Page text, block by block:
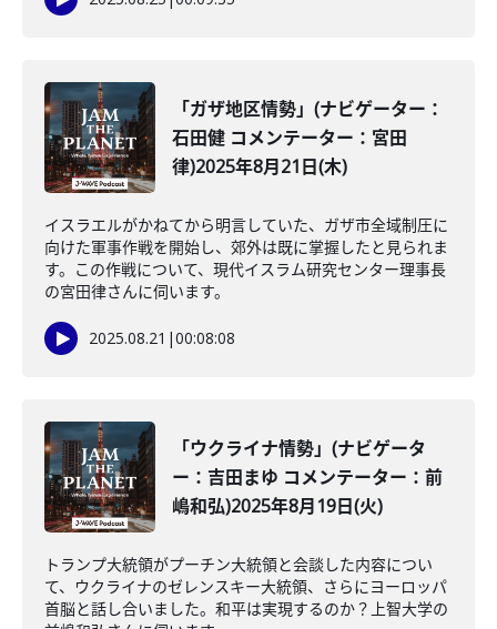
「ガザ地区情勢」(ナビゲーター：
石田健 コメンテーター：宮田
律)2025年8月21日(木)
イスラエルがかねてから明言していた、ガザ市全域制圧に
向けた軍事作戦を開始し、郊外は既に掌握したと見られま
す。この作戦について、現代イスラム研究センター理事長
の宮田律さんに伺います。
2025.08.21 |00:08:08
「ウクライナ情勢」(ナビゲータ
ー：吉田まゆ コメンテーター：前
嶋和弘)2025年8月19日(火)
トランプ大統領がプーチン大統領と会談した内容につい
て、ウクライナのゼレンスキー大統領、さらにヨーロッパ
首脳と話し合いました。和平は実現するのか？上智大学の